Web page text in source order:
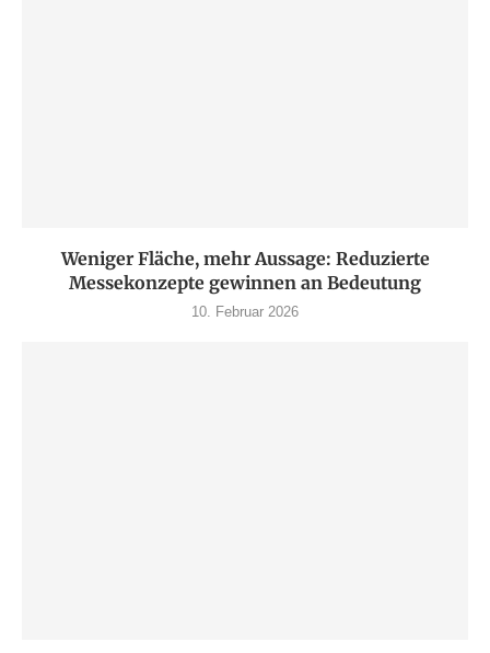
Weniger Fläche, mehr Aussage: Reduzierte
Messekonzepte gewinnen an Bedeutung
10. Februar 2026